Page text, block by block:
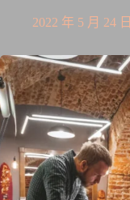
2022 年 5 月 24 日